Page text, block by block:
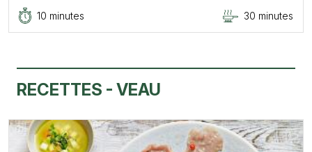
10 minutes 30 minutes
RECETTES - VEAU